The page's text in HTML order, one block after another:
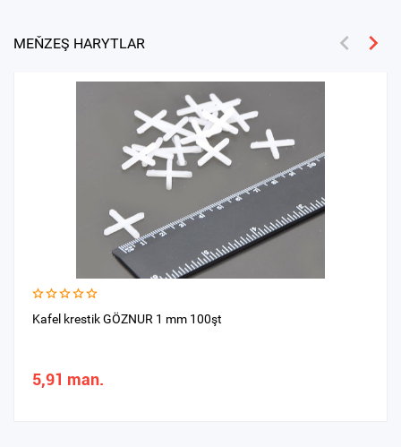
MEŇZEŞ HARYTLAR
Kafel krestik GÖZNUR 1 mm 100şt
5,91 man.